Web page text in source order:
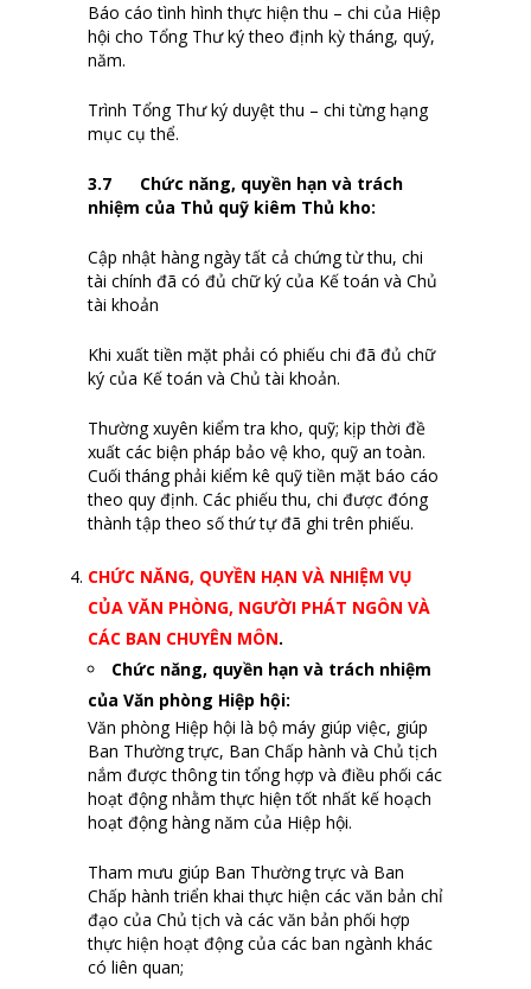
Báo cáo tình hình thực hiện thu – chi của Hiệp
hội cho Tổng Thư ký theo định kỳ tháng, quý,
năm.
Trình Tổng Thư ký duyệt thu – chi từng hạng
mục cụ thể.
3.7 Chức năng, quyền hạn và trách
nhiệm của Thủ quỹ kiêm Thủ kho:
Cập nhật hàng ngày tất cả chứng từ thu, chi
tài chính đã có đủ chữ ký của Kế toán và Chủ
tài khoản
Khi xuất tiền mặt phải có phiếu chi đã đủ chữ
ký của Kế toán và Chủ tài khoản.
Thường xuyên kiểm tra kho, quỹ; kịp thời đề
xuất các biện pháp bảo vệ kho, quỹ an toàn.
Cuối tháng phải kiểm kê quỹ tiền mặt báo cáo
theo quy định. Các phiếu thu, chi được đóng
thành tập theo số thứ tự đã ghi trên phiếu.
CHỨC NĂNG, QUYỀN HẠN VÀ NHIỆM VỤ
CỦA VĂN PHÒNG, NGƯỜI PHÁT NGÔN VÀ
CÁC BAN CHUYÊN MÔN.
Chức năng, quyền hạn và trách nhiệm
của Văn phòng Hiệp hội:
Văn phòng Hiệp hội là bộ máy giúp việc, giúp
Ban Thường trực, Ban Chấp hành và Chủ tịch
nắm được thông tin tổng hợp và điều phối các
hoạt động nhằm thực hiện tốt nhất kế hoạch
hoạt động hàng năm của Hiệp hội.
Tham mưu giúp Ban Thường trực và Ban
Chấp hành triển khai thực hiện các văn bản chỉ
đạo của Chủ tịch và các văn bản phối hợp
thực hiện hoạt động của các ban ngành khác
có liên quan;